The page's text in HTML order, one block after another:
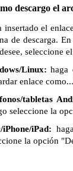
descargo el
insertado el
de descarga.
seleccione
Linux: haga
enlace
tabletas
seleccione la
iPhone/iPad:
la opción